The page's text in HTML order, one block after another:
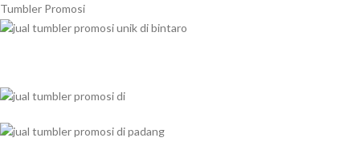
Tumbler Promosi